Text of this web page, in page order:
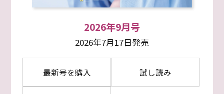
2026年9月号
2026年7月17日発売
最新号を購入 試し読み